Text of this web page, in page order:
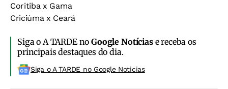
Coritiba x Gama
Criciúma x Ceará
Siga o A TARDE noGoogle Notíciase receba os
principais destaques do dia.
Siga o A TARDE no Google Noticias